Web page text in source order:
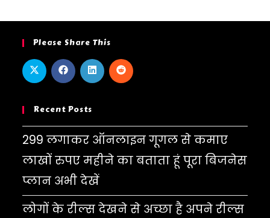
Please Share This
Recent Posts
299 लगाकर ऑनलाइन गूगल से कमाए
लाखों रुपए महीने का बताता हूं पूरा बिजनेस
प्लान अभी देखें
लोगों के रील्स देखने से अच्छा है अपने रील्स